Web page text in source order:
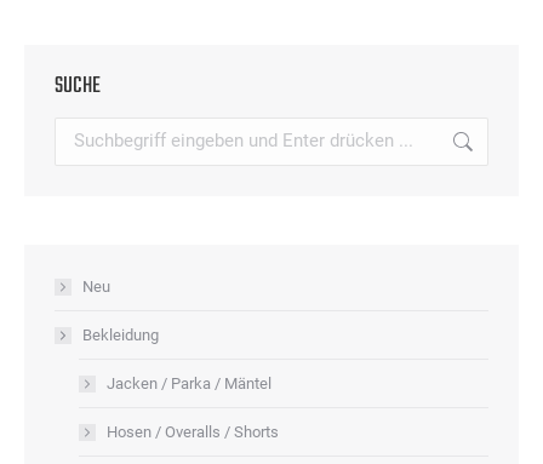
Die
SUCHE
Neu
Bekleidung
Jacken / Parka / Mäntel
Hosen / Overalls / Shorts